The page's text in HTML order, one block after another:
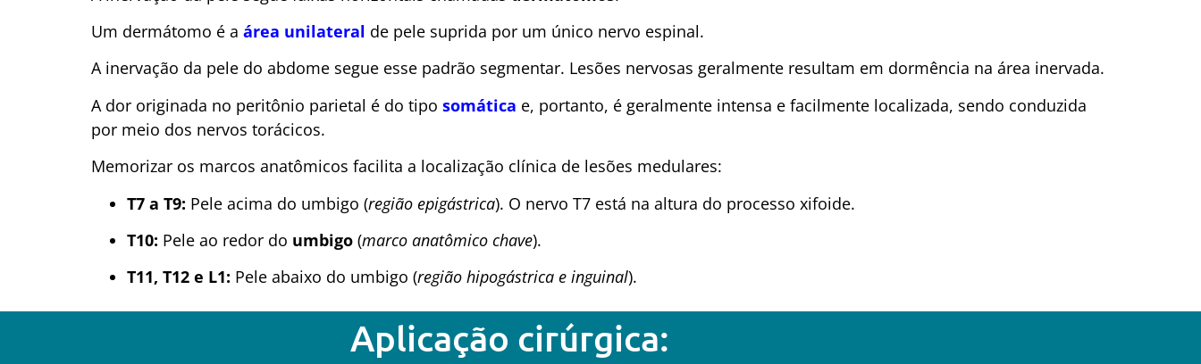
Um dermátomo é a área unilateral de pele suprida por um único nervo espinal.
A inervação da pele do abdome segue esse padrão segmentar. Lesões nervosas geralmente resultam em dormência na área inervada.
A dor originada no peritônio parietal é do tipo somática e, portanto, é geralmente intensa e facilmente localizada, sendo conduzida
por meio dos nervos torácicos.
Memorizar os marcos anatômicos facilita a localização clínica de lesões medulares:
T7 a T9: Pele acima do umbigo (região epigástrica). O nervo T7 está na altura do processo xifoide.
T10: Pele ao redor do umbigo (marco anatômico chave).
T11, T12 e L1: Pele abaixo do umbigo (região hipogástrica e inguinal).
Aplicação cirúrgica: